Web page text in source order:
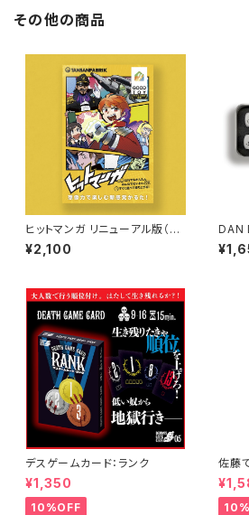
その他の商品
ヒットマンガ リニューアル版（日
本語・英語ルール付）／HIT MA
NGA(with Japanese & Engli
¥2,100
DAN
ス）
デスゲームカード：ランク
¥1,350
10%OFF
佐藤
梅です